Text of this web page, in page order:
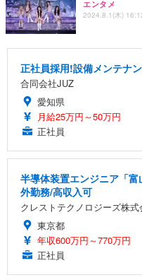
エンタメ
2024.8.1(木)
正社員採用!設備メンテナ
合同会社JUZ
愛知県
月給25万円～50万円
正社員
半導体装置エンジニア「
外勤務/高収入可
クレストテクノロジーズ株式
東京都
年収600万円～770万円
正社員